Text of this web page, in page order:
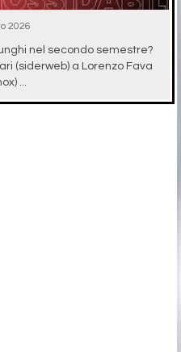
2026
nel secondo semestre?
(siderweb) a Lorenzo Fava
...